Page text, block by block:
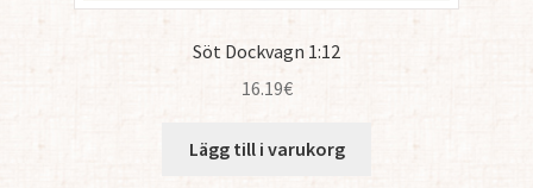
Söt Dockvagn 1:12
16.19€
Lägg till i varukorg